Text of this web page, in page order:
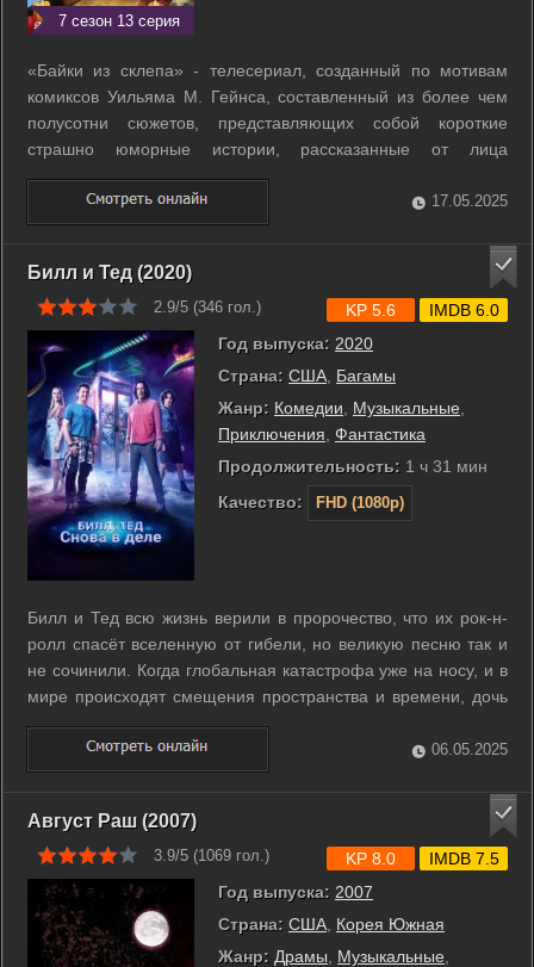
7 сезон 13 серия
«Байки из склепа» - телесериал, созданный по мотивам
комиксов Уильяма М. Гейнса, составленный из более чем
полусотни сюжетов, представляющих собой короткие
страшно юморные истории, рассказанные от лица
симпатичного обитателя склепа, сопровождаемые его
едкими, зловонными комментариями. Помните - смех
продлевает жизнь, а постоянный смех сделает вас ...
17.05.2025
Билл и Тед (2020)
2.9/5 (346 гол.)
Год выпуска: 2020
Страна: США Багамы
Жанр: Комедии Музыкальные
Приключения Фантастика
Продолжительность: 1 ч 31 мин
Качество:
FHD (1080p)
KP 5.6 IMDB 6.0
Билл и Тед всю жизнь верили в пророчество, что их рок-н-
ролл спасёт вселенную от гибели, но великую песню так и
не сочинили. Когда глобальная катастрофа уже на носу, и в
мире происходят смещения пространства и времени, дочь
Руфуса Келли забирает приятелей в будущее, где они
узнают, что на спасение мира у них остаётся 77 минут. И
тогда они ...
06.05.2025
Август Раш (2007)
3.9/5 (1069 гол.)
Год выпуска: 2007
Страна: США Корея Южная
Жанр: Драмы Музыкальные
KP 8.0 IMDB 7.5